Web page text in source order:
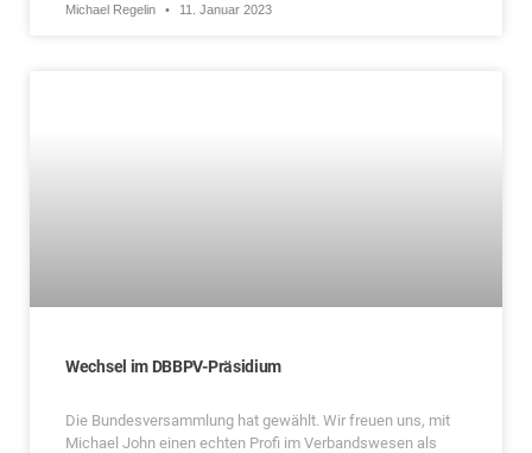
Michael Regelin 11. Januar 2023
Wechsel im DBBPV-Präsidium
Die Bundesversammlung hat gewählt. Wir freuen uns, mit
Michael John einen echten Profi im Verbandswesen als